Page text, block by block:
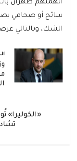
اتهمتهم طهران
سائح أو صحافي
الشك، وبالتالي
«الكوليرا»
تشاد.. 13 وفاة